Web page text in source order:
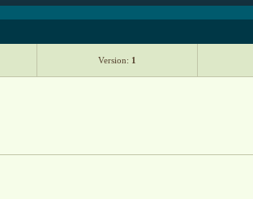
Version: 1